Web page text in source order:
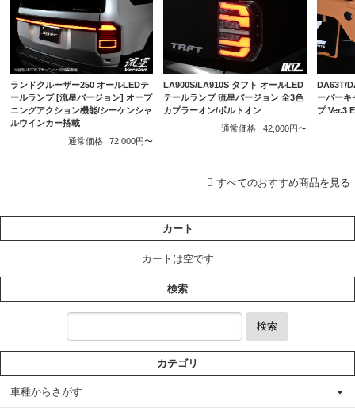
ランドクルーザー250 オールLEDテ
ールランプ [流星バージョン] オープ
ニングアクション機能/シーケンシャ
ルウインカー搭載
通常価格
72,000円〜
LA900S/LA910S タフト オールLED
テールランプ 流星バージョン 全3色
カプラーオン/ボルトオン
通常価格
42,000円〜
DA63T/
ーパーキ
プ Ver.3
すべてのおすすめ商品を見る
カート
カートは空です
検索
検索
カテゴリ
車種からさがす